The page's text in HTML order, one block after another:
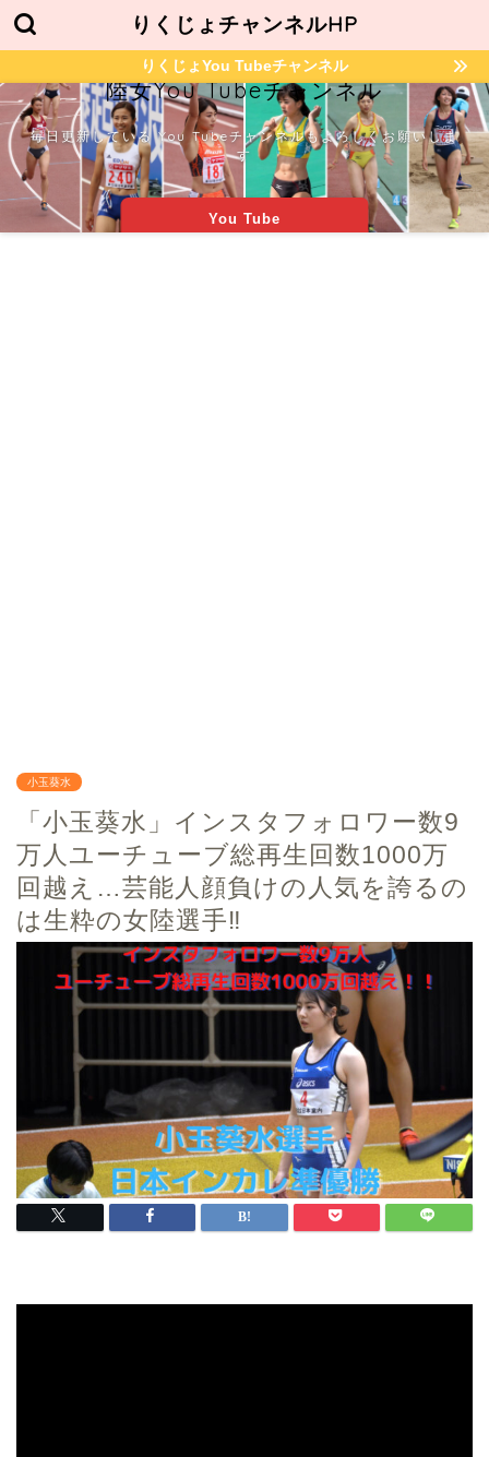
りくじょチャンネルHP
りくじょYou Tubeチャンネル
陸女You Tubeチャンネル
毎日更新している You Tubeチャンネルもよろしくお願いしま
す
You Tube
小玉葵水
「小玉葵水」インスタフォロワー数9
万人ユーチューブ総再生回数1000万
回越え…芸能人顔負けの人気を誇るの
は生粋の女陸選手‼